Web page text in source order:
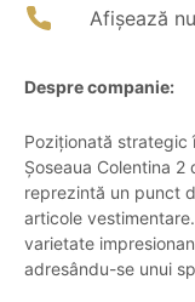
Afișează
Despre companie:
Poziționată strategic
Șoseaua Colentina 2
reprezintă un punct
articole
varietate
adresându-se unui